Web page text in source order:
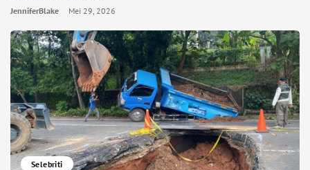
JenniferBlake Mei 29, 2026
Selebriti